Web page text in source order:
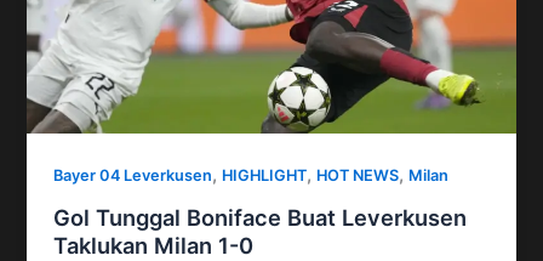
Bayer 04 Leverkusen, HIGHLIGHT, HOT NEWS, Milan
Gol Tunggal Boniface Buat Leverkusen
Taklukan Milan 1-0